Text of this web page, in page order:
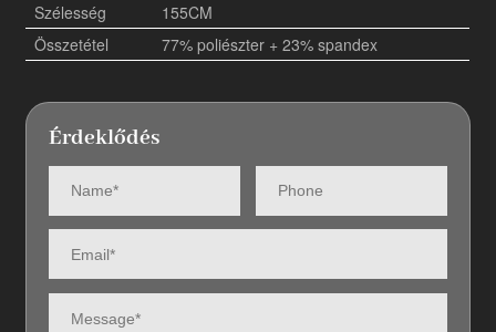
Szélesség
155CM
Összetétel
77% poliészter + 23% spandex
Érdeklődés